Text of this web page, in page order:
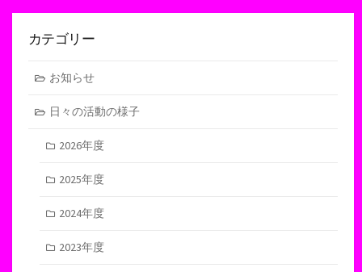
カテゴリー
お知らせ
日々の活動の様子
2026年度
2025年度
2024年度
2023年度